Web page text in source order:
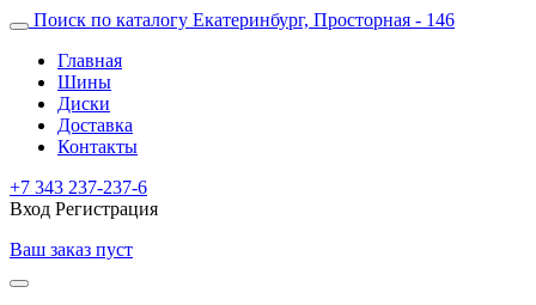
Поиск по каталогу Екатеринбург, Просторная - 146
Главная
Шины
Диски
Доставка
Контакты
+7 343 237-237-6
Вход Регистрация
Ваш заказ пуст